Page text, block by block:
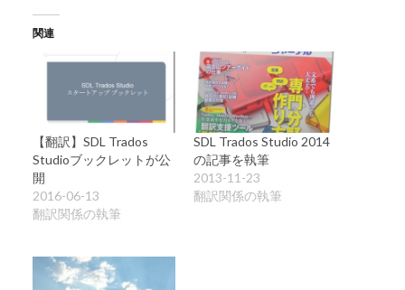
関連
【翻訳】SDL Trados
Studioブックレットが公
開
2016-06-13
翻訳関係の執筆
SDL Trados Studio 2014
の記事を執筆
2013-11-23
翻訳関係の執筆